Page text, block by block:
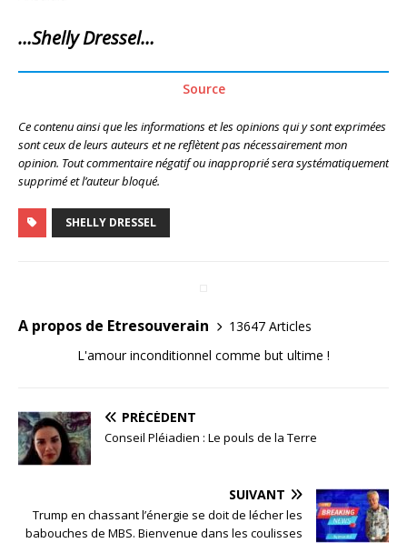
…Shelly Dressel…
Source
Ce contenu ainsi que les informations et les opinions qui y sont exprimées
sont ceux de leurs auteurs et ne reflètent pas nécessairement mon
opinion. Tout commentaire négatif ou inapproprié sera systématiquement
supprimé et l’auteur bloqué.
SHELLY DRESSEL
A propos de Etresouverain
13647 Articles
L'amour inconditionnel comme but ultime !
PRÉCÉDENT
Conseil Pléiadien : Le pouls de la Terre
SUIVANT
Trump en chassant l’énergie se doit de lécher les
babouches de MBS. Bienvenue dans les coulisses